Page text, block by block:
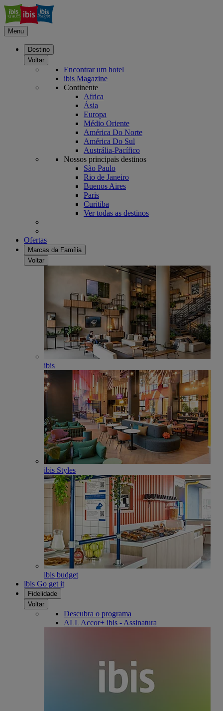
Menu
Destino
Voltar
Encontrar um hotel
ibis Magazine
Continente
Africa
Ásia
Europa
Médio Oriente
América Do Norte
América Do Sul
Austrália-Pacífico
Nossos principais destinos
São Paulo
Rio de Janeiro
Buenos Aires
Paris
Curitiba
Ver todas as destinos
Ofertas
Marcas da Família
Voltar
ibis
ibis Styles
ibis budget
ibis Go get it
Fidelidade
Voltar
Descubra o programa
ALL Accor+ ibis - Assinatura